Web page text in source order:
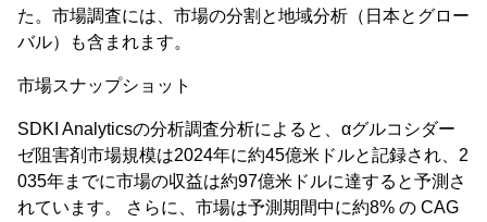
た。市場調査には、市場の分割と地域分析（日本とグロー
バル）も含まれます。
市場スナップショット
SDKI Analyticsの分析調査分析によると、αグルコシダー
ゼ阻害剤市場規模は2024年に約45億米ドルと記録され、2
035年までに市場の収益は約97億米ドルに達すると予測さ
れています。 さらに、市場は予測期間中に約8% の CAG